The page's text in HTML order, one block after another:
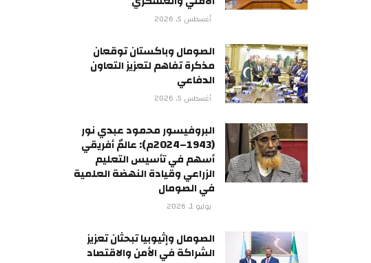
أغسطس 5, 2026
الصومال وباكستان توقعان
مذكرة تفاهم لتعزيز التعاون
الدفاعي
أغسطس 5, 2026
البروفيسور محمود عبدي نور
(1943–2024م): عالمٌ أفريقي
أسهم في تأسيس التعليم
الزراعي وقيادة النهضة العلمية
في الصومال
يوليو 1, 2026
الصومال وإثيوبيا تبحثان تعزيز
الشراكة في الأمن والاقتصاد